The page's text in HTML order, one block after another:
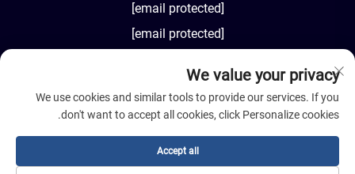
[email protected]
[email protected]
AM8:00-PM18:00We value your privacy
We use cookies and similar tools to provide our services. If you
don't want to accept all cookies, click Personalize cookies.
Accept all